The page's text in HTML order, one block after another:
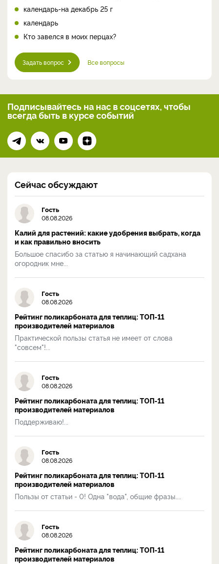
календарь-на декабрь 25 г
календарь
Кто завелся в моих перцах?
Задать вопрос Все вопросы
Подписывайтесь на нас в соцсетях, чтобы
всегдабыть в курсе событий
Сейчас обсуждают
Гость
08.08.2026
Калий для растений: какие удобрения выбрать, когда
и как правильно вносить
Большое спасибо за статью я начинающий садхана
огородник мне...
Гость
08.08.2026
Рейтинг поликарбоната для теплиц: ТОП-11
производителей материалов
Практической пользы статья не имеет от слова
"совсем"!...
Гость
08.08.2026
Рейтинг поликарбоната для теплиц: ТОП-11
производителей материалов
Поддерживаю!...
Гость
08.08.2026
Рейтинг поликарбоната для теплиц: ТОП-11
производителей материалов
Пользы от статьи - 0! Одна "вода", общие фразы....
Гость
08.08.2026
Рейтинг поликарбоната для теплиц: ТОП-11
производителей материалов